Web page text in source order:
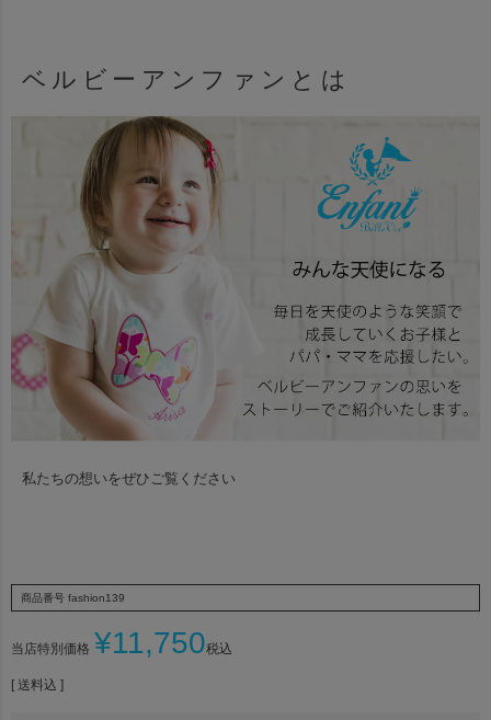
ベルビーアンファンとは
私たちの想いをぜひご覧ください
商品番号 fashion139
当店特別価格 ¥11,750税込
送料込